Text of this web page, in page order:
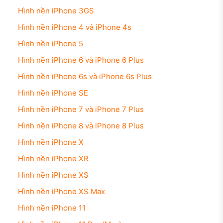
Hình nền iPhone 3GS
Hình nền iPhone 4 và iPhone 4s
Hình nền iPhone 5
Hình nền iPhone 6 và iPhone 6 Plus
Hình nền iPhone 6s và iPhone 6s Plus
Hình nền iPhone SE
Hình nền iPhone 7 và iPhone 7 Plus
Hình nền iPhone 8 và iPhone 8 Plus
Hình nền iPhone X
Hình nền iPhone XR
Hình nền iPhone XS
Hình nền iPhone XS Max
Hình nền iPhone 11